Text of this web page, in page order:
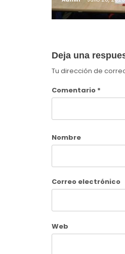
Deja una
Tu dirección de
Comentario *
Nombre
Correo electrónico
Web